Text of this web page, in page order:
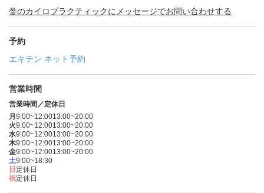
誉のカイロプラクティックにメッセージでお問い合わせする
予約
エキテン ネット予約
営業時間
営業時間／定休日
月 9:00~12:0013:00~20:00
火9:00~12:0013:00~20:00
水9:00~12:0013:00~20:00
木9:00~12:0013:00~20:00
金9:00~12:0013:00~20:00
土9:00~18:30
日 定休日
祝定休日